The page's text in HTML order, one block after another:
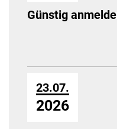
Günstig
23.07.
2026